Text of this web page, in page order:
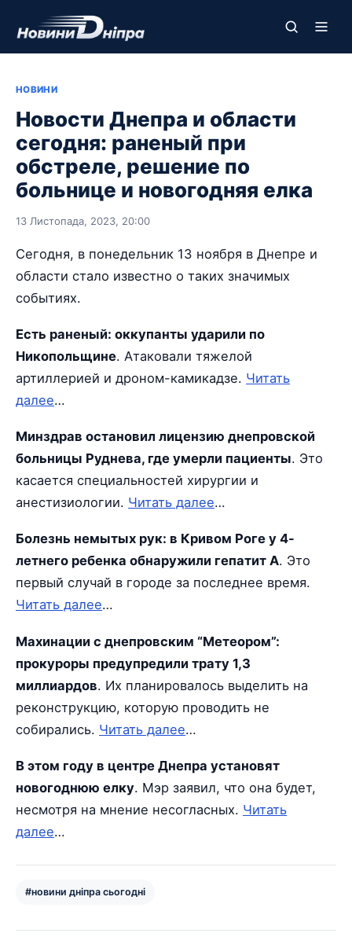
НОВИНИ
Новости Днепра и области
сегодня: раненый при
обстреле, решение по
больнице и новогодняя елка
13 Листопада, 2023, 20:00
Сегодня, в понедельник 13 ноября в Днепре и
области стало известно о таких значимых
событиях.
Есть раненый: оккупанты ударили по
Никопольщине. Атаковали тяжелой
артиллерией и дроном-камикадзе. Читать
далее…
Минздрав остановил лицензию днепровской
больницы Руднева, где умерли пациенты. Это
касается специальностей хирургии и
анестизиологии. Читать далее…
Болезнь немытых рук: в Кривом Роге у 4-
летнего ребенка обнаружили гепатит А. Это
первый случай в городе за последнее время.
Читать далее…
Махинации с днепровским “Метеором”:
прокуроры предупредили трату 1,3
миллиардов. Их планировалось выделить на
реконструкцию, которую проводить не
собирались. Читать далее…
В этом году в центре Днепра установят
новогоднюю елку. Мэр заявил, что она будет,
несмотря на мнение несогласных. Читать
далее…
#новини дніпра сьогодні